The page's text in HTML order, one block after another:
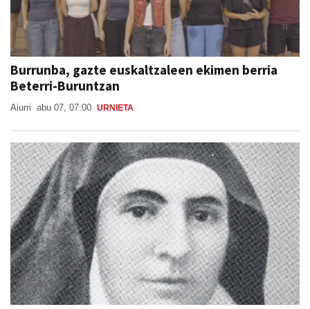
Burrunba, gazte euskaltzaleen ekimen berria
Beterri-Buruntzan
Aiurri abu 07, 07:00 URNIETA